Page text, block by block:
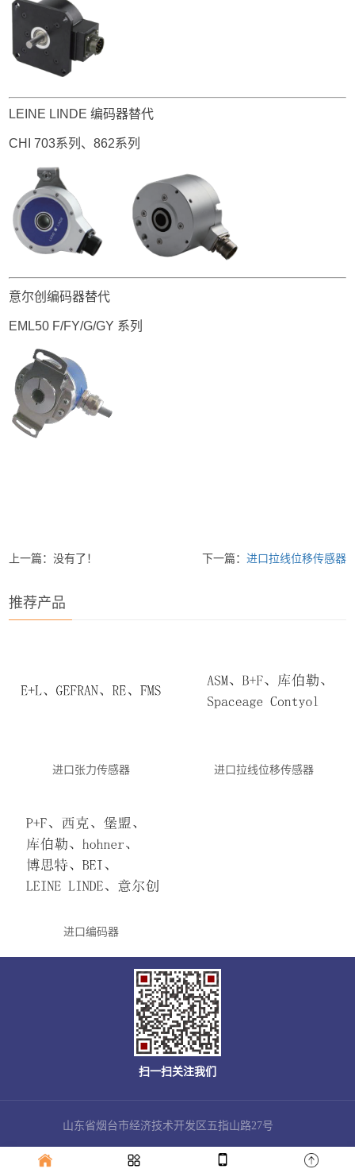
LEINE LINDE 编码器替代
CHI 703系列、862系列
意尔创编码器替代
EML50 F/FY/G/GY 系列
上一篇：没有了！ 下一篇： 进口拉线位移传感器
推荐产品
进口张力传感器 进口拉线位移传感器
进口编码器
扫一扫关注我们
山东省烟台市经济技术开发区五指山路27号